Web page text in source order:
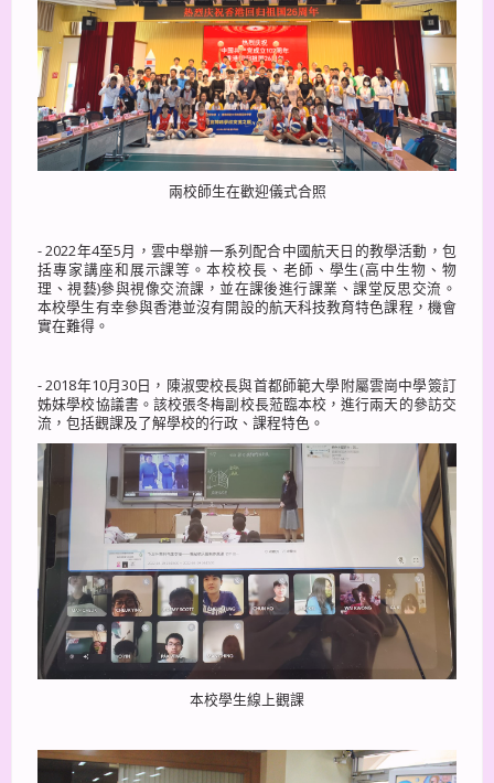
兩校師生在歡迎儀式合照
- 2022年4至5月，雲中舉辦一系列配合中國航天日的教學活動，包
括專家講座和展示課等。本校校長、老師、學生(高中生物、物
理、視藝)參與視像交流課，並在課後進行課業、課堂反思交流。
本校學生有幸參與香港並沒有開設的航天科技教育特色課程，機會
實在難得。
- 2018年10月30日，陳淑雯校長與首都師範大學附屬雲崗中學簽訂
姊妹學校協議書。該校張冬梅副校長蒞臨本校，進行兩天的參訪交
流，包括觀課及了解學校的行政、課程特色。
本校學生線上觀課